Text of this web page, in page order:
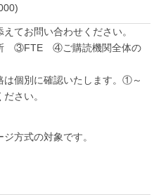
てお問い合わせください。
③FTE ④ご購読機関全体の
は個別に確認いたします。①～
さい。
方式の対象です。